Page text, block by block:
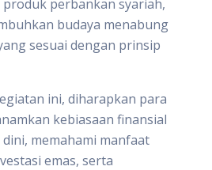
perbankan syariah,
budaya menabung
sesuai dengan prinsip
ini, diharapkan para
kebiasaan finansial
memahami manfaat
emas, serta